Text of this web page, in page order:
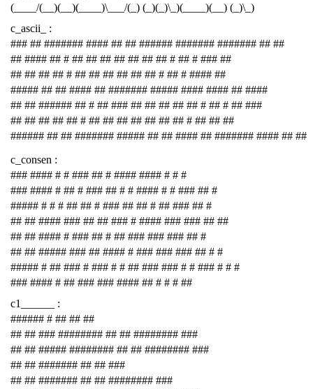
(____/(__)(__)(____)\___/(_) (_)(_)\_)(____)(__) (_)\_)
c_ascii_ :
### ## ####### #### ## ## ###### ####### ####### ## ##
## #### ## # ## ## ## ## ## ## ## # ## # ### ##
## ## ## ## # ## ## ## ## ## ## # ## # #### ##
##### ## ## #### ## ####### ##### #### #### ## ####
## ## ###### ## # ## ### ## ## ## ## ## # ## # ## ###
## ## ## ## ## # ## ## ## ## ## ## ## # ## ## ##
###### ## ## ####### ##### ## ## #### ## ####### #### ## ##
c_consen :
### #### # # ### ## # #### #### # # #
### #### # ## # ### ## # # #### # # ### ## #
##### # # # ## ## # ### ## ## # ## ### ## #
## ## #### ### ## ## ### # #### ### ### ## ##
## ## #### # ### ## # ## ### ### ### ## #
## ## ##### ### ## #### # ### ### ### ## # #
##### # ## ### # ### # # ## ### ### # # ### # # #
### #### # ## ### ### #### ## # # # ##
c1______ :
###### # ## ## ##
## ## ### ######## ## ## ######## ###
## ## ##### ######## ## ## ######## ###
## ## ####### ## ## ###
## ## ####### ## ## ######## ###